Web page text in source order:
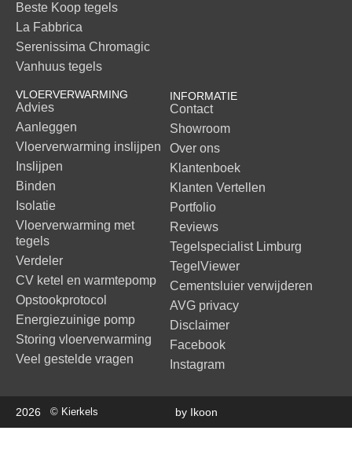
Beste Koop tegels
La Fabbrica
Serenissima Chromagic
Vanhuus tegels
VLOERVERWARMING
Advies
Aanleggen
Vloerverwarming inslijpen
Inslijpen
Binden
Isolatie
Vloerverwarming met
tegels
Verdeler
CV ketel en warmtepomp
Opstookprotocol
Energiezuinige pomp
Storing vloerverwarming
Veel gestelde vragen
INFORMATIE
Contact
Showroom
Over ons
Klantenboek
Klanten Vertellen
Portfolio
Reviews
Tegelspecialist Limburg
TegelViewer
Cementsluier verwijderen
AVG privacy
Disclaimer
Facebook
Instagram
2026 © Kierkels by Ikoon